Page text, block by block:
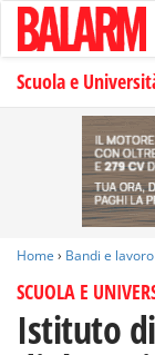
Scuola e
Home › Bandi e lavoro
SCUOLA E
Istituto